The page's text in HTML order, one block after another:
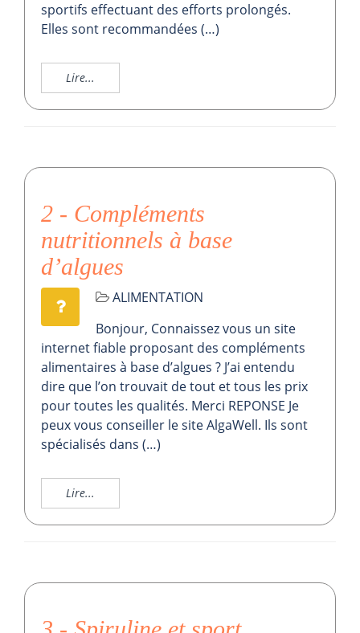
sportifs effectuant des efforts prolongés.
Elles sont recommandées (…)
Lire...
2 - Compléments
nutritionnels à base
d’algues
ALIMENTATION
Bonjour, Connaissez vous un site
internet fiable proposant des compléments
alimentaires à base d’algues ? J’ai entendu
dire que l’on trouvait de tout et tous les prix
pour toutes les qualités. Merci REPONSE Je
peux vous conseiller le site AlgaWell. Ils sont
spécialisés dans (…)
Lire...